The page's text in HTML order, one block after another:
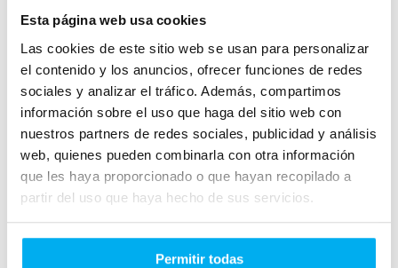
Esta página web usa cookies
Las cookies de este sitio web se usan para personalizar
el contenido y los anuncios, ofrecer funciones de redes
sociales y analizar el tráfico. Además, compartimos
información sobre el uso que haga del sitio web con
nuestros partners de redes sociales, publicidad y análisis
web, quienes pueden combinarla con otra información
que les haya proporcionado o que hayan recopilado a
partir del uso que haya hecho de sus servicios.
Permitir todas